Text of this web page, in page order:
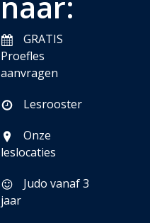
GRATIS
Proefles
aanvragen
Lesrooster
Onze
leslocaties
Judo vanaf 3
jaar